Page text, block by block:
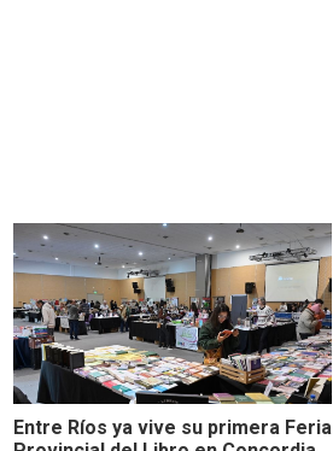
Entre Ríos ya vive su primera Feria